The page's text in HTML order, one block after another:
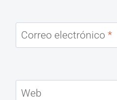
Correo electrónico *
Web